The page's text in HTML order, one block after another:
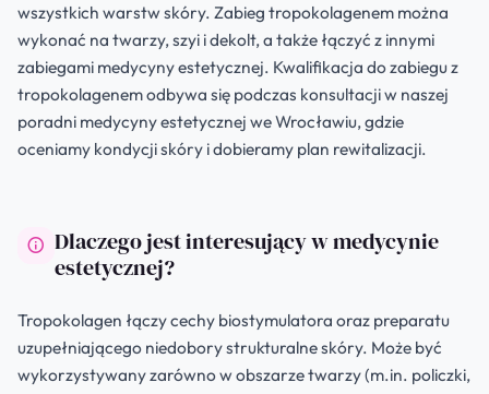
wszystkich warstw skóry. Zabieg tropokolagenem można
wykonać na twarzy, szyi i dekolt, a także łączyć z innymi
zabiegami medycyny estetycznej. Kwalifikacja do zabiegu z
tropokolagenem odbywa się podczas konsultacji w naszej
poradni medycyny estetycznej we Wrocławiu, gdzie
oceniamy kondycji skóry i dobieramy plan rewitalizacji.
Dlaczego jest interesujący w medycynie
estetycznej?
Tropokolagen łączy cechy biostymulatora oraz preparatu
uzupełniającego niedobory strukturalne skóry. Może być
wykorzystywany zarówno w obszarze twarzy (m.in. policzki,